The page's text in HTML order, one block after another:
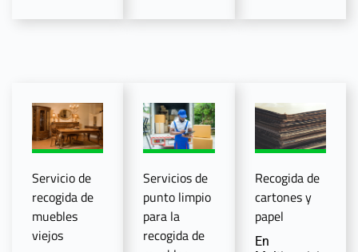
Servicio de
recogida de
muebles
viejos
Servicios de
punto limpio
para la
recogida de
Recogida de
cartones y
papel
En